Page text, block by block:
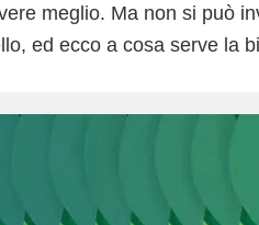
meglio. Ma non si può
ed ecco a cosa serve la